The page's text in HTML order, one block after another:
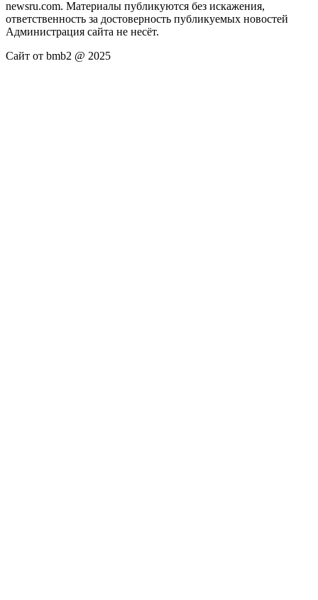
newsru.com. Материалы публикуются без искажения,
ответственность за достоверность публикуемых новостей
Администрация сайта не несёт.
Сайт от bmb2 @ 2025